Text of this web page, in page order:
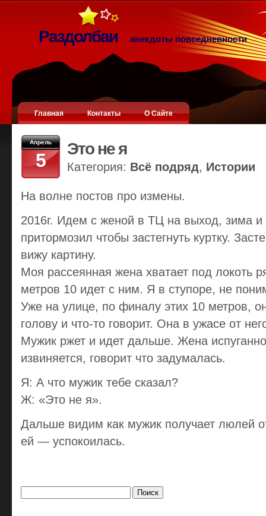
Раздолбаи анекдоты повседневности
Главная Контакты О Сайте
Апрель
5
Это не я
Категория: Всё подряд, Истории
На волне постов про измены.
2016г. Идем с женой в ТЦ на выход, зима
притормозил чтобы застегнуть куртку.
вижу картину.
Моя рассеянная жена хватает под локоть
метров 10 идет с ним. Я в ступоре, не
Уже на улице, по финалу этих 10 метров,
голову и что-то говорит. Она в ужасе от
Мужик ржет и идет дальше. Жена
извиняется, говорит что задумалась.
Я: А что мужик тебе сказал?
Ж: «Это не я».
Дальше видим как мужик получает люлей
ей — успокоилась.